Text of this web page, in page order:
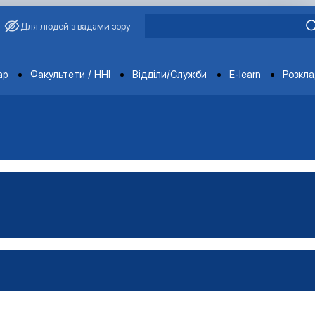
Для людей з вадами зору
Факультети / ННІ Відділи/Служби E-learn